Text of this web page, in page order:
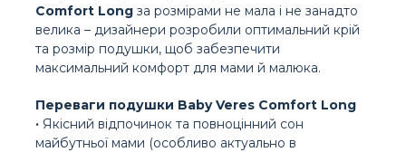
Comfort Long за розмірами не мала і не занадто
велика – дизайнери розробили оптимальний крій
та розмір подушки, щоб забезпечити
максимальний комфорт для мами й малюка.
Переваги подушки Baby Veres Comfort Long
· Якісний відпочинок та повноцінний сон
майбутньої мами (особливо актуально в